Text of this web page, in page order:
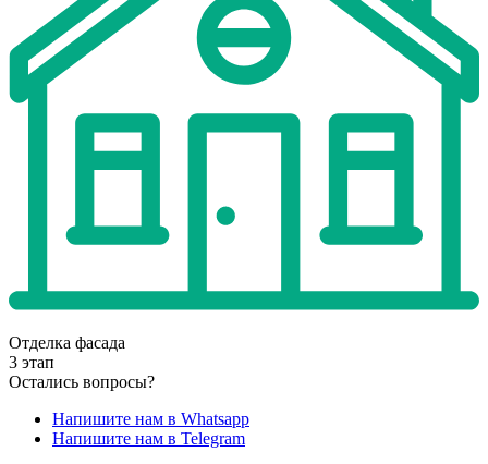
Отделка фасада
3 этап
Остались вопросы?
Напишите нам в Whatsapp
Напишите нам в Telegram